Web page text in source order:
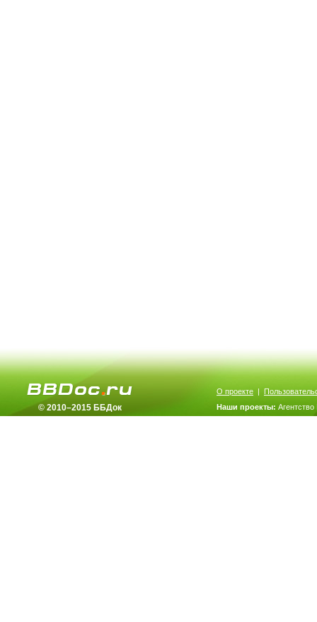
© 2010–2015 ББДок
О проекте |
Наши проекты: